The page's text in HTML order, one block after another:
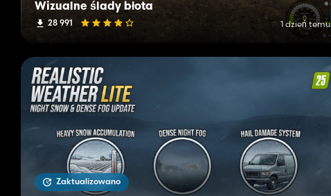
Wizualne ślady błota
28 991 1 dzień temu
Zaktualizowano